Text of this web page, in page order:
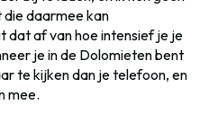
daarmee kan
dat af van hoe intensief je je
je in de Dolomieten bent
te kijken dan je telefoon, en
mee.